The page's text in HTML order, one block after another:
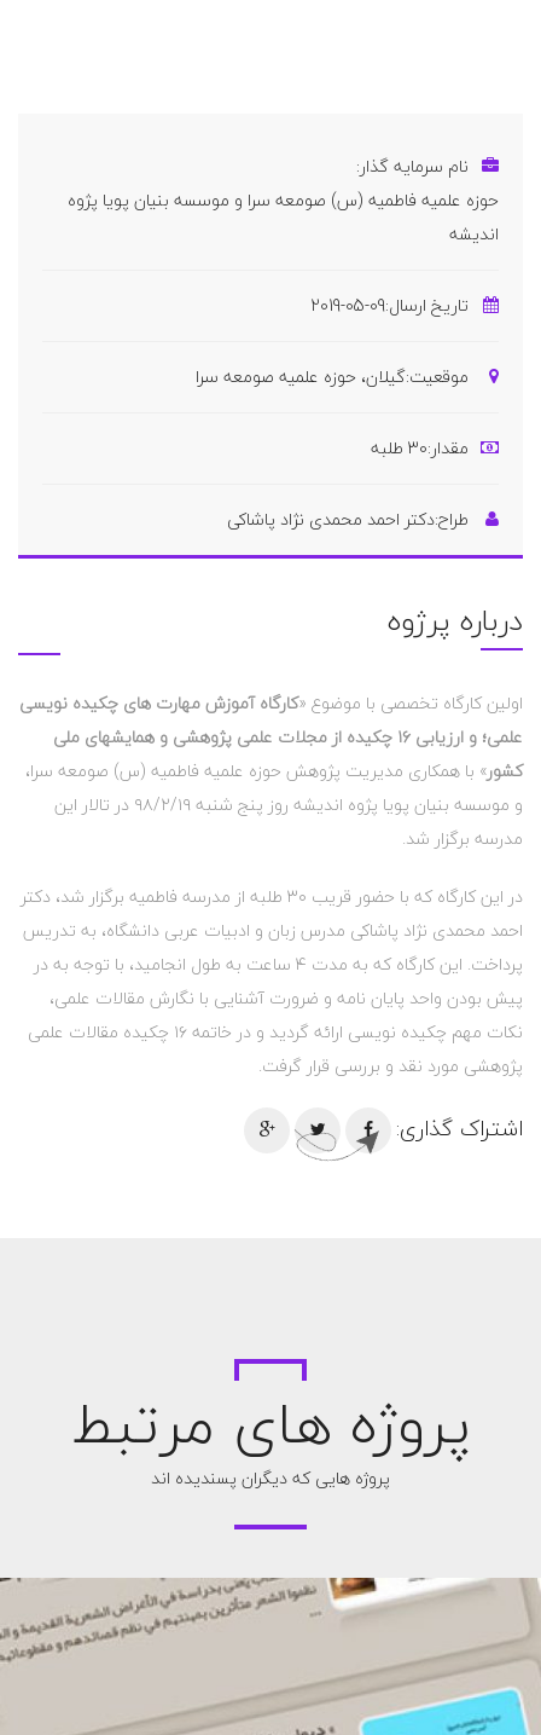
نام سرمایه گذار:
حوزه علمیه فاطمیه (س) صومعه سرا و موسسه بنیان پویا پژوه
اندیشه
تاریخ ارسال:2019-05-09
موقعیت:گیلان، حوزه علمیه صومعه سرا
مقدار:30 طلبه
طراح:دکتر احمد محمدی نژاد پاشاکی
درباره پرژوه
اولین کارگاه تخصصی با موضوع «کارگاه آموزش مهارت های چکیده نویسی
علمی؛
و ارزیابی ۱۶ چکیده از مجلات علمی پژوهشی و همایشهای ملی
کشور» با همکاری مدیریت پژوهش حوزه علمیه فاطمیه (س) صومعه سرا،
و موسسه بنیان پویا پژوه اندیشه
روز پنج شنبه ۹۸/۲/۱۹ در تالار این
مدرسه برگزار شد.
در این کارگاه که با حضور قریب ۳۰ طلبه از مدرسه فاطمیه برگزار شد، دکتر
احمد محمدی نژاد پاشاکی مدرس زبان و ادبیات عربی دانشگاه، به تدریس
پرداخت. این کارگاه که به مدت ۴ ساعت به طول انجامید، با توجه به در
پیش بودن واحد پایان نامه و ضرورت آشنایی با نگارش مقالات علمی،
نکات مهم چکیده نویسی ارائه گردید و در خاتمه ۱۶ چکیده مقالات علمی
پژوهشی مورد نقد و بررسی قرار گرفت.
اشتراک گذاری:
پروژه های مرتبط
پروژه هایی که دیگران پسندیده اند